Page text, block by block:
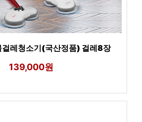
걸레청소기(국산정품) 걸레8장
139,000원